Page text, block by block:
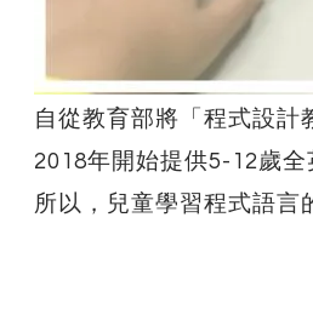
自從教育部將「程式設計
2018年開始提供5-12歲
所以，兒童學習程式語言